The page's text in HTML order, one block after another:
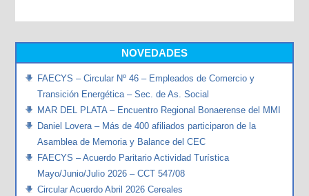
NOVEDADES
FAECYS – Circular Nº 46 – Empleados de Comercio y
Transición Energética – Sec. de As. Social
MAR DEL PLATA – Encuentro Regional Bonaerense del MMI
Daniel Lovera – Más de 400 afiliados participaron de la
Asamblea de Memoria y Balance del CEC
FAECYS – Acuerdo Paritario Actividad Turística
Mayo/Junio/Julio 2026 – CCT 547/08
Circular Acuerdo Abril 2026 Cereales